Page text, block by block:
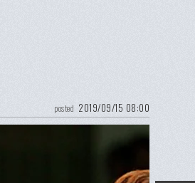
posted 2019/09/15 08:00